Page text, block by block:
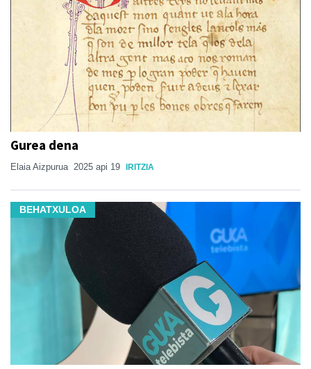
Gurea dena
Elaia Aizpurua 2025 api 19 IRITZIA
BEHATXULOA